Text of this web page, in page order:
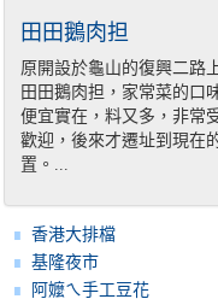
田田鵝肉担
原開設於龜山的復興二路
田田鵝肉担，家常菜的口
便宜實在，料又多，非常
歡迎，後來才遷址到現在
置。...
香港大排檔
基隆夜市
阿嬤ㄟ手工豆花